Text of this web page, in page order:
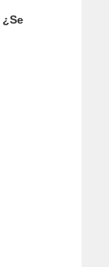
¿Se